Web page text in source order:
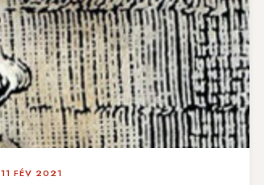
11 FÉV 2021